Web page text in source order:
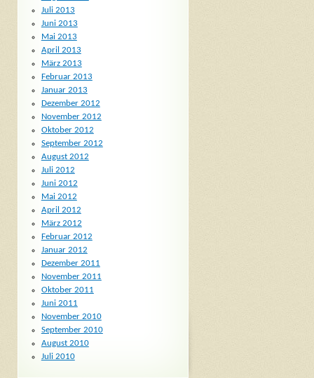
Juli 2013
Juni 2013
Mai 2013
April 2013
März 2013
Februar 2013
Januar 2013
Dezember 2012
November 2012
Oktober 2012
September 2012
August 2012
Juli 2012
Juni 2012
Mai 2012
April 2012
März 2012
Februar 2012
Januar 2012
Dezember 2011
November 2011
Oktober 2011
Juni 2011
November 2010
September 2010
August 2010
Juli 2010